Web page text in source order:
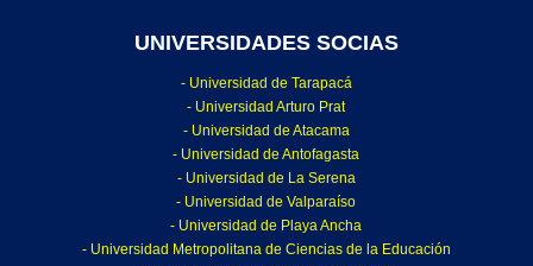
UNIVERSIDADES SOCIAS
- Universidad de Tarapacá
- Universidad Arturo Prat
- Universidad de Atacama
- Universidad de Antofagasta
- Universidad de La Serena
- Universidad de Valparaíso
- Universidad de Playa Ancha
- Universidad Metropolitana de Ciencias de la Educación